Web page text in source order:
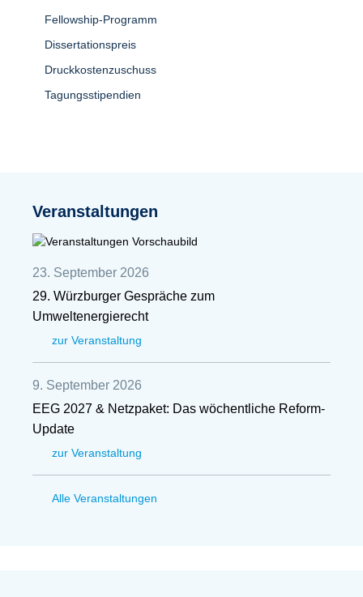
Fellowship-Programm
Dissertationspreis
Druckkostenzuschuss
Tagungsstipendien
Veranstaltungen
23. September 2026
29. Würzburger Gespräche zum
Umweltenergierecht
zur Veranstaltung
9. September 2026
EEG 2027 & Netzpaket: Das wöchentliche Reform-
Update
zur Veranstaltung
Alle Veranstaltungen